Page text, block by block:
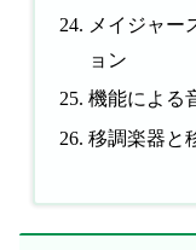
メイジャー
ョン
機能による
移調楽器と